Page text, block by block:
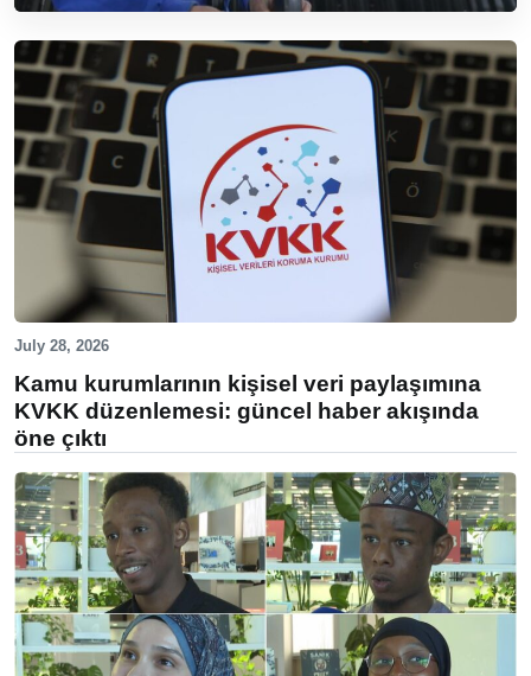
July 28, 2026
Kamu kurumlarının kişisel veri paylaşımına
KVKK düzenlemesi: güncel haber akışında
öne çıktı